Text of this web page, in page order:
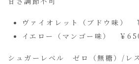
ヴァイオレット（ブドウ味）
イエロー（マンゴー味） ￥
シュガーレベル ゼロ（無糖）/レ